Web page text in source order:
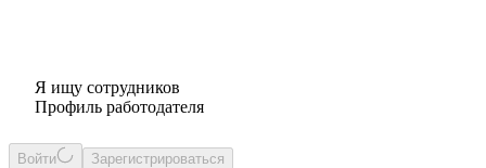
Я ищу сотрудников
Профиль работодателя
Войти Зарегистрироваться